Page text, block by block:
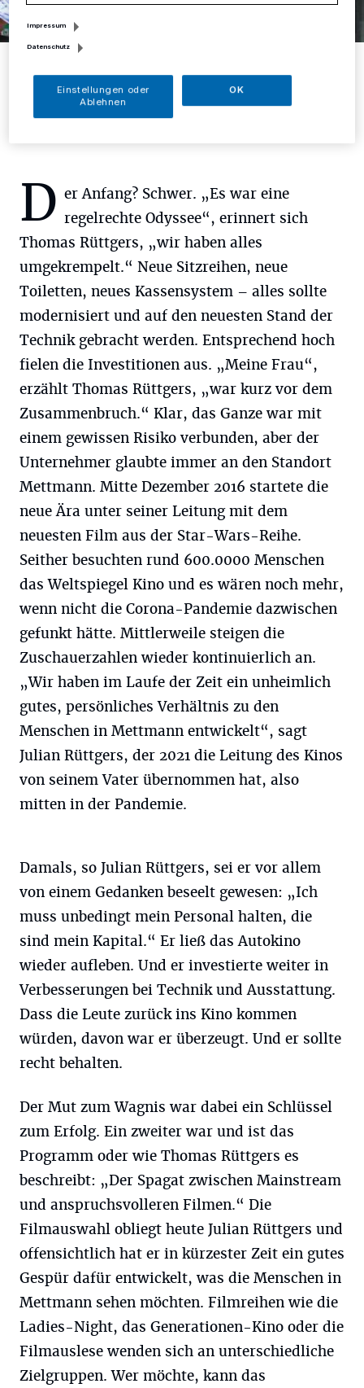
Foto: D. Herrmann
D er Anfang? Schwer. „Es war eine
regelrechte Odyssee“, erinnert sich
Thomas Rüttgers, „wir haben alles
umgekrempelt.“ Neue Sitzreihen, neue
Toiletten, neues Kassensystem – alles sollte
modernisiert und auf den neuesten Stand der
Technik gebracht werden. Entsprechend hoch
fielen die Investitionen aus. „Meine Frau“,
erzählt Thomas Rüttgers, „war kurz vor dem
Zusammenbruch.“ Klar, das Ganze war mit
einem gewissen Risiko verbunden, aber der
Unternehmer glaubte immer an den Standort
Mettmann. Mitte Dezember 2016 startete die
neue Ära unter seiner Leitung mit dem
neuesten Film aus der Star-Wars-Reihe.
Seither besuchten rund 600.0000 Menschen
das Weltspiegel Kino und es wären noch mehr,
wenn nicht die Corona-Pandemie dazwischen
gefunkt hätte. Mittlerweile steigen die
Zuschauerzahlen wieder kontinuierlich an.
„Wir haben im Laufe der Zeit ein unheimlich
gutes, persönliches Verhältnis zu den
Menschen in Mettmann entwickelt“, sagt
Julian Rüttgers, der 2021 die Leitung des Kinos
von seinem Vater übernommen hat, also
mitten in der Pandemie.
Damals, so Julian Rüttgers, sei er vor allem
von einem Gedanken beseelt gewesen: „Ich
muss unbedingt mein Personal halten, die
sind mein Kapital.“ Er ließ das Autokino
wieder aufleben. Und er investierte weiter in
Verbesserungen bei Technik und Ausstattung.
Dass die Leute zurück ins Kino kommen
würden, davon war er überzeugt. Und er sollte
recht behalten.
Der Mut zum Wagnis war dabei ein Schlüssel
zum Erfolg. Ein zweiter war und ist das
Programm oder wie Thomas Rüttgers es
beschreibt: „Der Spagat zwischen Mainstream
und anspruchsvolleren Filmen.“ Die
Filmauswahl obliegt heute Julian Rüttgers und
offensichtlich hat er in kürzester Zeit ein gutes
Gespür dafür entwickelt, was die Menschen in
Mettmann sehen möchten. Filmreihen wie die
Ladies-Night, das Generationen-Kino oder die
Filmauslese wenden sich an unterschiedliche
Zielgruppen. Wer möchte, kann das
Impressum
Datenschutz
Einstellungen oder
Ablehnen
OK